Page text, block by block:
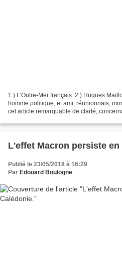
1 ) L'Outre-Mer français. 2 ) Hugues
homme politique, et ami, réunionnais,
cet article remarquable de clarté,
L'effet Macron persiste
Publié le 23/05/2018 à 16:29
Par Edouard Boulogne